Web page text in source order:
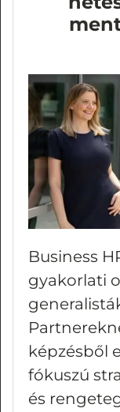
Business
gyakorlati
képzésből
fókuszú
és